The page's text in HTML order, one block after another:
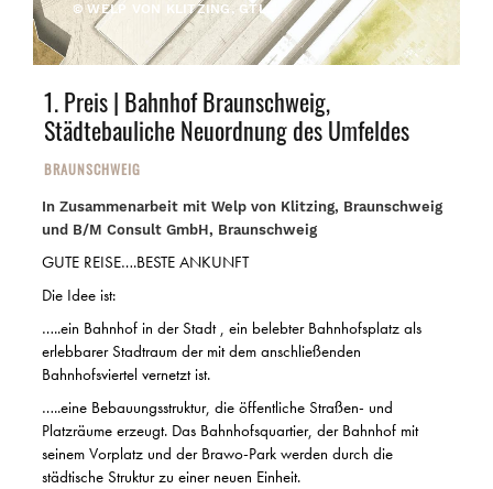
© WELP VON KLITZING, GTL
1. Preis | Bahnhof Braunschweig,
Städtebauliche Neuordnung des Umfeldes
BRAUNSCHWEIG
In Zusammenarbeit mit Welp von Klitzing, Braunschweig
und B/M Consult GmbH, Braunschweig
GUTE REISE….BESTE ANKUNFT
Die Idee ist:
…..ein Bahnhof in der Stadt , ein belebter Bahnhofsplatz als
erlebbarer Stadtraum der mit dem anschließenden
Bahnhofsviertel vernetzt ist.
…..eine Bebauungsstruktur, die öffentliche Straßen- und
Platzräume erzeugt. Das Bahnhofsquartier, der Bahnhof mit
seinem Vorplatz und der Brawo-Park werden durch die
städtische Struktur zu einer neuen Einheit.